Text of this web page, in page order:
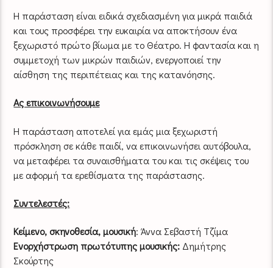
Η παράσταση είναι ειδικά σχεδιασμένη για μικρά παιδιά
και τους προσφέρει την ευκαιρία να αποκτήσουν ένα
ξεχωριστό πρώτο βίωμα με το Θέατρο. Η φαντασία και η
συμμετοχή των μικρών παιδιών, ενεργοποιεί την
αίσθηση της περιπέτειας και της κατανόησης.
Ας επικοινωνήσουμε
Η παράσταση αποτελεί για εμάς μια ξεχωριστή
πρόσκληση σε κάθε παιδί, να επικοινωνήσει αυτόβουλα,
να μεταφέρει τα συναισθήματα του και τις σκέψεις του
με αφορμή τα ερεθίσματα της παράστασης.
Συντελεστές:
Κείμενο, σκηνοθεσία, μουσική: Άννα Σεβαστή Τζίμα
Ενορχήστρωση πρωτότυπης μουσικής: Δημήτρης
Σκούρτης